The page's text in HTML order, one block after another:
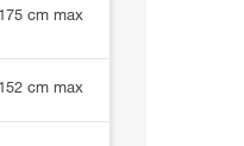
175 cm max
152 cm max